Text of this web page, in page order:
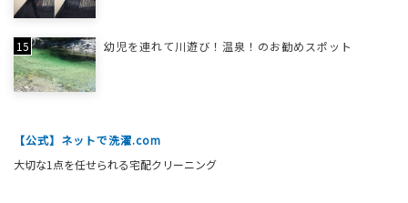
幼児を連れて川遊び！温泉！のお勧めスポット
【公式】ネットで洗濯.com
大切な1点を任せられる宅配クリーニング